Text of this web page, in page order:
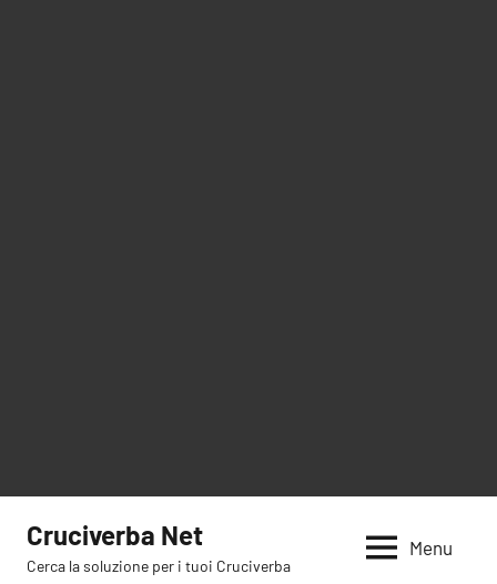
contenuto
Cruciverba Net
Cerca la soluzione per i tuoi Cruciverba
Menu